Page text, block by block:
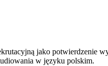
jako potwierdzenie
w języku polskim.